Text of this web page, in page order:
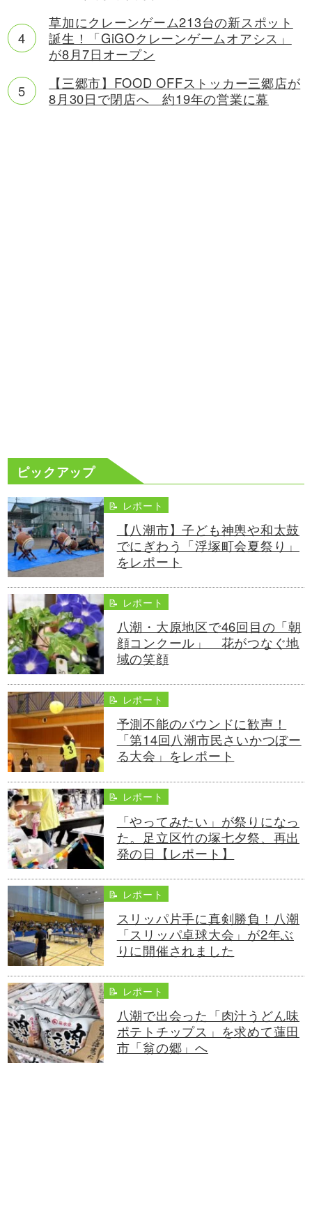
草加にクレーンゲーム213台の新スポット
誕生！「GiGOクレーンゲームオアシス」
が8月7日オープン
【三郷市】FOOD OFFストッカー三郷店が
8月30日で閉店へ 約19年の営業に幕
ピックアップ
📝 レポート
【八潮市】子ども神輿や和太鼓
でにぎわう「浮塚町会夏祭り」
をレポート
📝 レポート
八潮・大原地区で46回目の「朝
顔コンクール」 花がつなぐ地
域の笑顔
📝 レポート
予測不能のバウンドに歓声！
「第14回八潮市民さいかつぼー
る大会」をレポート
📝 レポート
「やってみたい」が祭りになっ
た。足立区竹の塚七夕祭、再出
発の日【レポート】
📝 レポート
スリッパ片手に真剣勝負！八潮
「スリッパ卓球大会」が2年ぶ
りに開催されました
📝 レポート
八潮で出会った「肉汁うどん味
ポテトチップス」を求めて蓮田
市「翁の郷」へ